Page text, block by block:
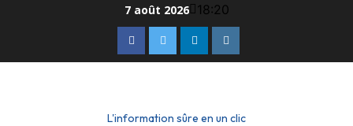
7 août 2026 18:20
L'information sûre en un clic